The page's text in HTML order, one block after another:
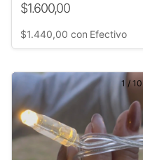
$1.600,00
$1.440,00 con Efectivo
1 /10